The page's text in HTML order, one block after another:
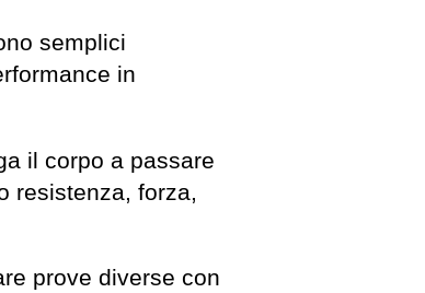
semplici
in
il corpo a passare
resistenza, forza,
prove diverse con